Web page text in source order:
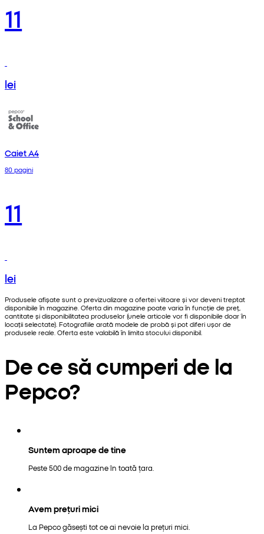
11
lei
Caiet A4
80 pagini
11
lei
Produsele afișate sunt o previzualizare a ofertei viitoare și vor deveni treptat
disponibile în magazine. Oferta din magazine poate varia în funcție de preț,
cantitate și disponibilitatea produselor (unele articole vor fi disponibile doar în
locații selectate). Fotografiile arată modele de probă și pot diferi ușor de
produsele reale. Oferta este valabilă în limita stocului disponibil.
De ce să cumperi de la
Pepco?
Suntem aproape de tine
Peste 500 de magazine în toată țara.
Avem prețuri mici
La Pepco găsești tot ce ai nevoie la prețuri mici.